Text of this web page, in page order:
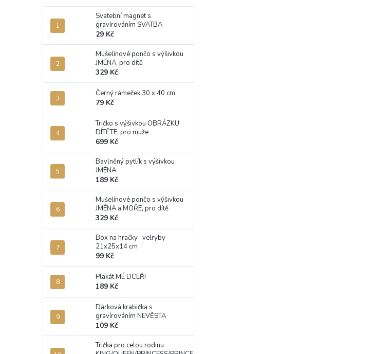
Svatební magnet s
gravírováním SVATBA
29 Kč
Mušelínové pončo s výšivkou
JMÉNA, pro dítě
329 Kč
Černý rámeček 30 x 40 cm
79 Kč
Tričko s výšivkou OBRÁZKU
DÍTĚTE, pro muže
699 Kč
Bavlněný pytlík s výšivkou
JMÉNA
189 Kč
Mušelínové pončo s výšivkou
JMÉNA a MOŘE, pro dítě
329 Kč
Box na hračky- velryby
21x25x14 cm
99 Kč
Plakát MÉ DCEŘI
189 Kč
Dárková krabička s
gravírováním NEVĚSTA
109 Kč
Trička pro celou rodinu